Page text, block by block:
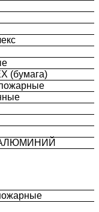
(бумага)